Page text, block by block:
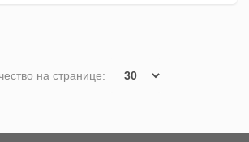
на странице: